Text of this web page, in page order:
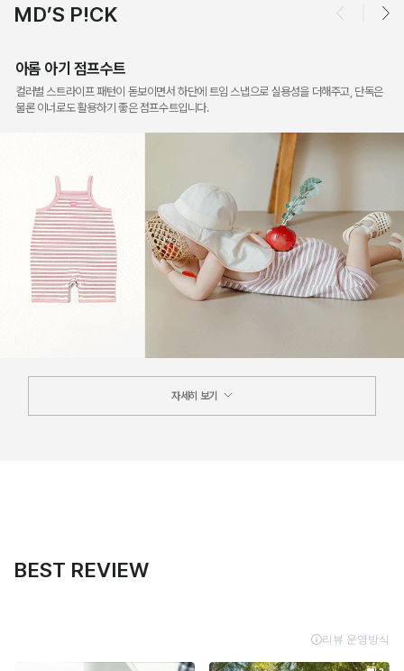
MD’S P!CK
아롬 아기 점프수트
컬러별 스트라이프 패턴이 돋보이면서 하단에 트임 스냅으로 실용성을 더해주고, 단독은
물론 이너로도 활용하기 좋은 점프수트입니다.
자세히 보기
BEST REVIEW